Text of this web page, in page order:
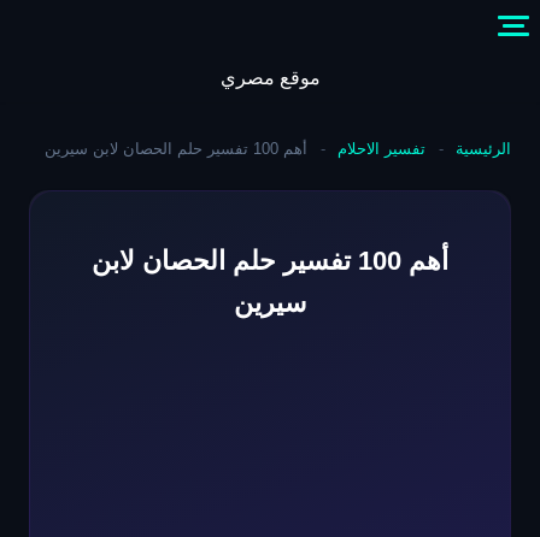
موقع مصري
الرئيسية - تفسير الاحلام - أهم 100 تفسير حلم الحصان لابن سيرين
أهم 100 تفسير حلم الحصان لابن
سيرين